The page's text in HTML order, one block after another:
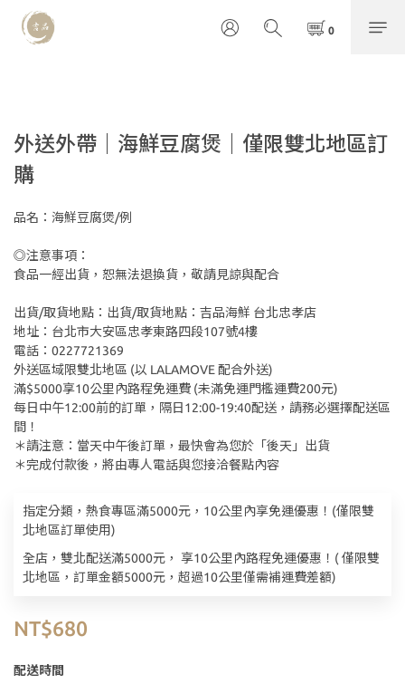
外送外帶｜海鮮豆腐煲｜僅限雙北地區訂
購
品名：海鮮豆腐煲/例
◎注意事項：
食品一經出貨，恕無法退換貨，敬請見諒與配合
出貨/取貨地點：出貨/取貨地點：吉品海鮮 台北忠孝店
地址：台北市大安區忠孝東路四段107號4樓
電話：0227721369
外送區域限雙北地區 (以 LALAMOVE 配合外送)
滿$5000享10公里內路程免運費 (未滿免運門檻運費200元)
每日中午12:00前的訂單，隔日12:00-19:40配送，請務必選擇配送區
間！
＊請注意：當天中午後訂單，最快會為您於「後天」出貨
＊完成付款後，將由專人電話與您接洽餐點內容
指定分類，熱食專區滿5000元，10公里內享免運優惠！(僅限雙
北地區訂單使用)
全店，雙北配送滿5000元， 享10公里內路程免運優惠！( 僅限雙
北地區，訂單金額5000元，超過10公里僅需補運費差額)
NT$680
配送時間